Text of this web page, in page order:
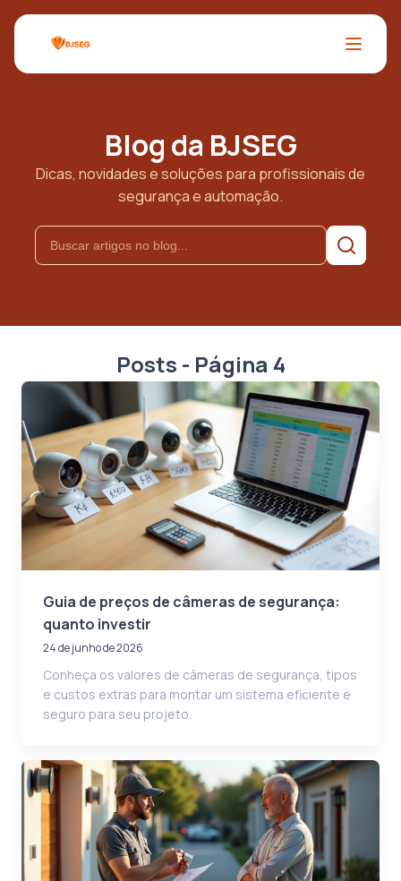
Blog da BJSEG
Dicas, novidades e soluções para profissionais de
segurança e automação.
Posts - Página 4
Guia de preços de câmeras de segurança:
quanto investir
24 de junho de 2026
Conheça os valores de câmeras de segurança, tipos
e custos extras para montar um sistema eficiente e
seguro para seu projeto.